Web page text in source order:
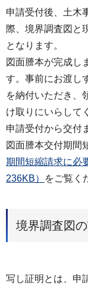
申請受付後、土木
際、境界調査図と
となります。
図面謄本が完成し
す。事前にお渡し
を納付いただき、
け取りにいらして
申請受付から交付
図面謄本交付期間
期間短縮請求に必
236KB）
をご覧く
境界調査図
写し証明とは、申